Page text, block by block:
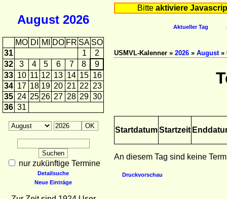
August 2026
MO DI MI DO FR SA SO
31
1
2
32
3 4 5 6 7 8
9
33 10 11 12 13 14 15 16
34 17 18 19 20 21 22 23
35 24 25 26 27 28 29 30
36 31
nur zukünftige Termine
Detailsuche
Neue Einträge
Bitte aktiviere
Aktueller Tag
USMVL-Kalenner » 2026 » August»
StartdatumStartzeit
An diesem Tag sind keine
Druckvorschau